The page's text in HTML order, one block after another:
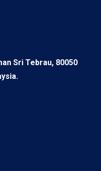
Sri Tebrau, 80050